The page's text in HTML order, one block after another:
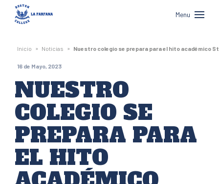
Boston
College
La
Farfana
Menu
Inicio » Noticias » Nuestro colegio se prepara para el hito académico
16 de Mayo, 2023
NUESTRO
COLEGIO SE
PREPARA PARA
EL HITO